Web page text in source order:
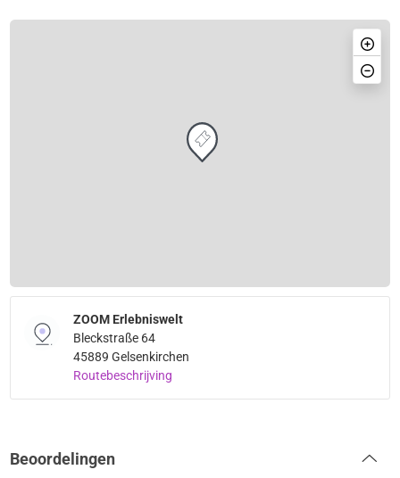
ZOOM Erlebniswelt
Bleckstraße 64
45889 Gelsenkirchen
Routebeschrijving
Beoordelingen